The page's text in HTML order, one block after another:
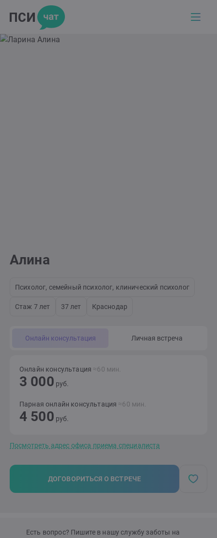
Алина
Психолог, семейный психолог, клинический психолог
Стаж 7 лет 37 лет Краснодар
Онлайн консультация Личная встреча
Онлайн консультация ≈60 мин.
3 000 руб.
Парная онлайн консультация ≈60 мин.
4 500 руб.
Посмотреть адрес офиса приема специалиста
ДОГОВОРИТЬСЯ О ВСТРЕЧЕ
Есть вопрос? Пишите в нашу службу заботы на